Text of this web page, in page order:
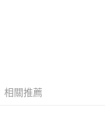
相關推薦